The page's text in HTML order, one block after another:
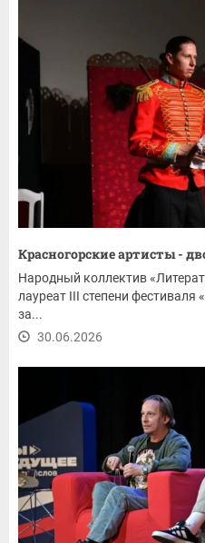
Красногорские артисты -
Народный коллектив
лауреат III степени
за...
30.06.2026